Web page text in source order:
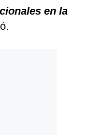
en la